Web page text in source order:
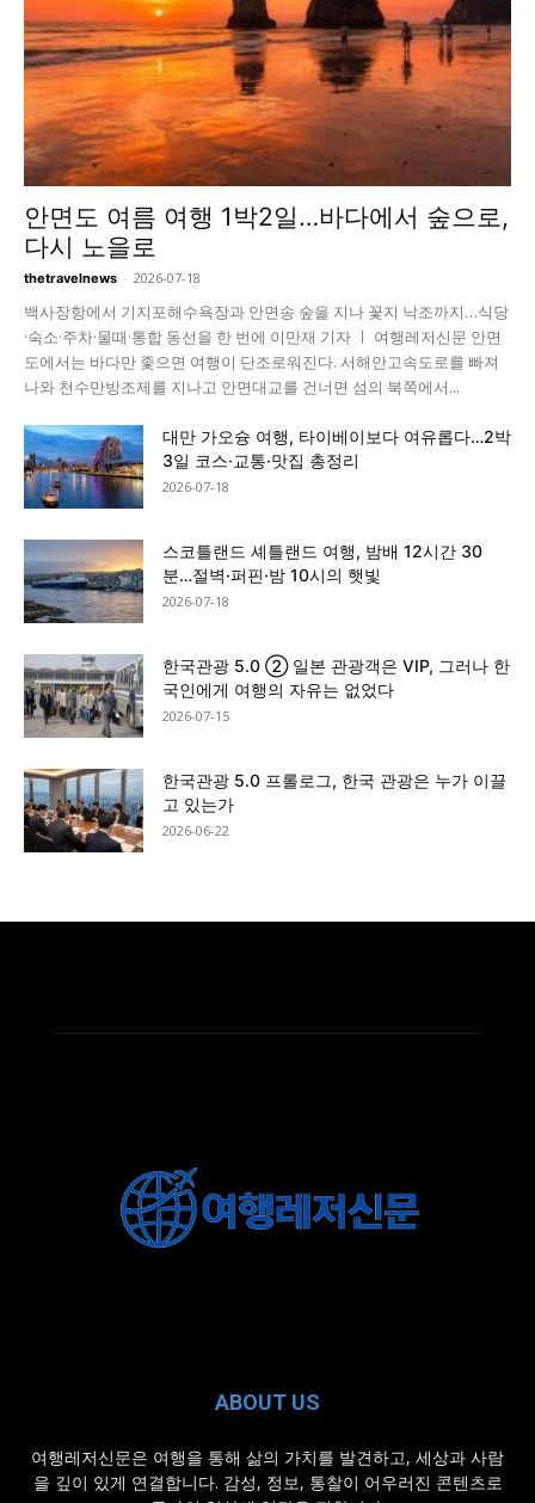
안면도 여름 여행 1박2일…바다에서 숲으로,
다시 노을로
thetravelnews - 2026-07-18
백사장항에서 기지포해수욕장과 안면송 숲을 지나 꽃지 낙조까지…식당
·숙소·주차·물때·통합 동선을 한 번에 이만재 기자 ㅣ 여행레저신문 안면
도에서는 바다만 좇으면 여행이 단조로워진다. 서해안고속도로를 빠져
나와 천수만방조제를 지나고 안면대교를 건너면 섬의 북쪽에서...
대만 가오슝 여행, 타이베이보다 여유롭다…2박
3일 코스·교통·맛집 총정리
2026-07-18
스코틀랜드 셰틀랜드 여행, 밤배 12시간 30
분…절벽·퍼핀·밤 10시의 햇빛
2026-07-18
한국관광 5.0 ② 일본 관광객은 VIP, 그러나 한
국인에게 여행의 자유는 없었다
2026-07-15
한국관광 5.0 프롤로그, 한국 관광은 누가 이끌
고 있는가
2026-06-22
ABOUT US
여행레저신문은 여행을 통해 삶의 가치를 발견하고, 세상과 사람
을 깊이 있게 연결합니다. 감성, 정보, 통찰이 어우러진 콘텐츠로